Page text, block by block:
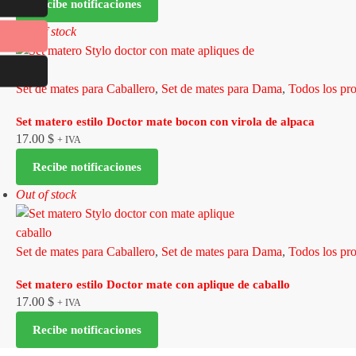
Recibe notificaciones
Out of stock
Set de mates para Caballero, Set de mates para Dama, Todos los
Set matero estilo Doctor mate bocon con virola de alpaca
17.00 $ + IVA
Recibe notificaciones
Out of stock
Set de mates para Caballero, Set de mates para Dama, Todos los
Set matero estilo Doctor mate con aplique de caballo
17.00 $ + IVA
Recibe notificaciones